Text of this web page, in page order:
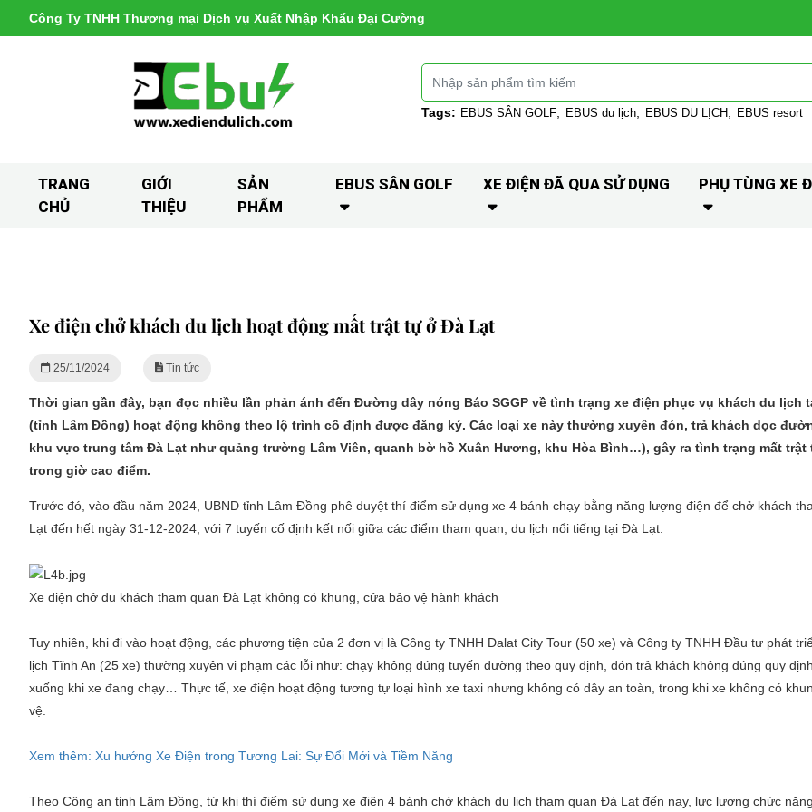
Công Ty TNHH Thương mại Dịch vụ Xuất Nhập Khẩu Đại Cường
Tags: EBUS SÂN GOLF EBUS du lịch EBUS DU LỊCH EBUS resort
TRANG
CHỦ
GIỚI
THIỆU
SẢN
PHẨM
EBUS SÂN GOLF XE ĐIỆN ĐÃ QUA SỬ DỤNG PHỤ TÙNG XE
Xe điện chở khách du lịch hoạt động mất trật tự ở Đà Lạt
25/11/2024 Tin tức
Thời gian gần đây, bạn đọc nhiều lần phản ánh đến Đường dây nóng Báo SGGP về tình trạng xe điện phục vụ khách du lịch
(tỉnh Lâm Đồng) hoạt động không theo lộ trình cố định được đăng ký. Các loại xe này thường xuyên đón, trả khách dọc
khu vực trung tâm Đà Lạt như quảng trường Lâm Viên, quanh bờ hồ Xuân Hương, khu Hòa Bình…), gây ra tình trạng mất trật
trong giờ cao điểm.
Trước đó, vào đầu năm 2024, UBND tỉnh Lâm Đồng phê duyệt thí điểm sử dụng xe 4 bánh chạy bằng năng lượng điện để chở khách
Lạt đến hết ngày 31-12-2024, với 7 tuyến cố định kết nối giữa các điểm tham quan, du lịch nổi tiếng tại Đà Lạt.
Xe điện chở du khách tham quan Đà Lạt không có khung, cửa bảo vệ hành khách
Tuy nhiên, khi đi vào hoạt động, các phương tiện của 2 đơn vị là Công ty TNHH Dalat City Tour (50 xe) và Công ty TNHH Đầu tư phát
lịch Tĩnh An (25 xe) thường xuyên vi phạm các lỗi như: chạy không đúng tuyến đường theo quy định, đón trả khách không đúng quy
xuống khi xe đang chạy… Thực tế, xe điện hoạt động tương tự loại hình xe taxi nhưng không có dây an toàn, trong khi xe không có
vệ.
Xem thêm: Xu hướng Xe Điện trong Tương Lai: Sự Đổi Mới và Tiềm Năng
Theo Công an tỉnh Lâm Đồng, từ khi thí điểm sử dụng xe điện 4 bánh chở khách du lịch tham quan Đà Lạt đến nay, lực lượng chức